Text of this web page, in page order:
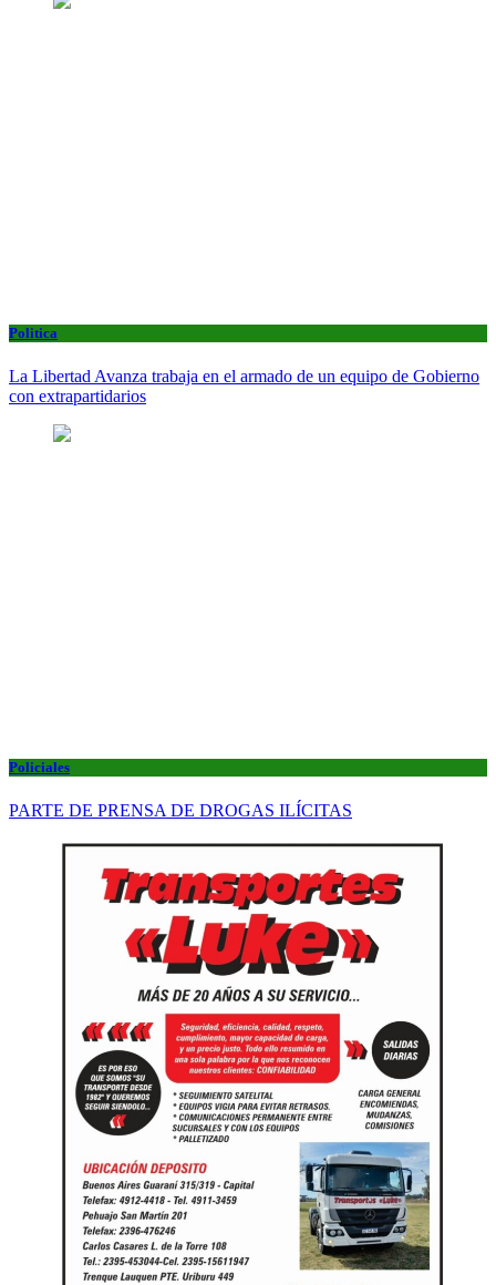
Politica
La Libertad Avanza trabaja en el armado de un equipo de Gobierno
con extrapartidarios
Policiales
PARTE DE PRENSA DE DROGAS ILÍCITAS